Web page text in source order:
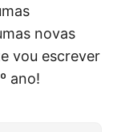
novas
vou escrever
ano!